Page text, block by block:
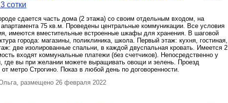
сотки
сдается часть дома (2 этажа) со своим отдельным входом, на
75 кв.м. Проведены центральные коммуникации. Все условия
имеются вместительные встроенные шкафы для хранения. В шаговой
города: магазины, поликлиника, школа. Первый этаж: кухня, гостиная,
две изолированные спальни, в каждой двуспальная кровать. Имеется 2
входят коммунальные платежи (без счетчиков). Непосредственно у
где вы при желании можете выращивать овощи и зелень. Проезд
метро Строгино. Показ в любой день по договоренности.
размещено 26 февраля 2022